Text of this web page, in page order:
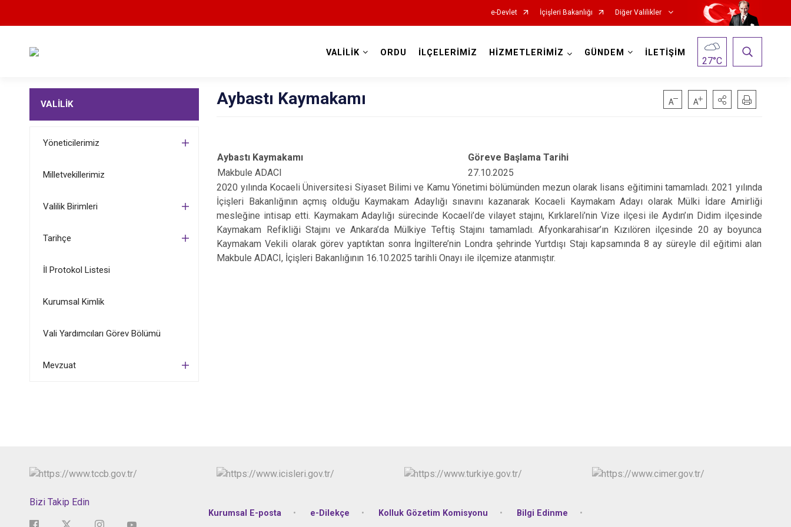
e-Devlet İçişleri Bakanlığı Diğer Valilikler
VALİLİK ORDU İLÇELERİMİZ HİZMETLERİMİZ GÜNDEM İLETİŞİM
27°C
VALİLİK
Yöneticilerimiz
Milletvekillerimiz
Valilik Birimleri
Tarihçe
İl Protokol Listesi
Kurumsal Kimlik
Vali Yardımcıları Görev Bölümü
Mevzuat
Aybastı Kaymakamı
Aybastı Kaymakamı
Göreve Başlama Tarihi
Makbule ADACI
27.10.2025
2020 yılında Kocaeli Üniversitesi Siyaset Bilimi ve Kamu Yönetimi bölümünden mezun olarak lisans eğitimini tamamladı. 2021 yılında
İçişleri Bakanlığının açmış olduğu Kaymakam Adaylığı sınavını kazanarak Kocaeli Kaymakam Adayı olarak Mülki İdare Amirliği
mesleğine intisap etti. Kaymakam Adaylığı sürecinde Kocaeli’de vilayet stajını, Kırklareli’nin Vize ilçesi ile Aydın’ın Didim ilçesinde
Kaymakam Refikliği Stajını ve Ankara’da Mülkiye Teftiş Stajını tamamladı. Afyonkarahisar’ın Kızılören ilçesinde 20 ay boyunca
Kaymakam Vekili olarak görev yaptıktan sonra İngiltere’nin Londra şehrinde Yurtdışı Stajı kapsamında 8 ay süreyle dil eğitimi alan
Makbule ADACI, İçişleri Bakanlığının 16.10.2025 tarihli Onayı ile ilçemize atanmıştır.
Bizi Takip Edin
Kurumsal E-posta e-Dilekçe Kolluk Gözetim Komisyonu Bilgi Edinme